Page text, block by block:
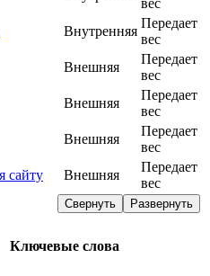
вес
Внутренняя
Передает
вес
Внешняя
Передает
вес
Внешняя
Передает
вес
Внешняя
Передает
вес
сайту
Внешняя
Передает
вес
Развернуть
Свернуть
Ключевые слова